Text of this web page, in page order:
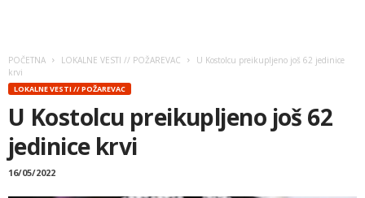
POČETNA LOKALNE VESTI // POŽAREVAC
U Kostolcu preikupljeno još 62 jedinice
krvi
LOKALNE VESTI // POŽAREVAC
U Kostolcu preikupljeno još 62
jedinice krvi
16/05/2022